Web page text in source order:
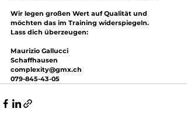
Wir legen großen Wert auf Qualität und
möchten das im Training widerspiegeln.
Lass dich überzeugen:
Maurizio Gallucci
Schaffhausen
complexity@gmx.ch
079-845-43-05